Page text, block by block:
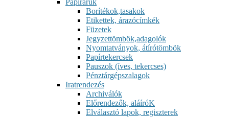
Borítékok,tasakok
Etikettek, árazócímkék
Füzetek
Jegyzettömbök,adagolók
Nyomtatványok, átírótömbök
Papírtekercsek
Pauszok (íves, tekercses)
Pénztárgépszalagok
Iratrendezés
Archiválók
Előrendezők, aláíróK
Elválasztó lapok, regiszterek